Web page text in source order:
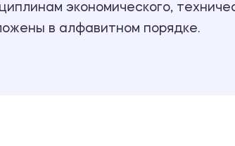
экономического,
в алфавитном порядке.